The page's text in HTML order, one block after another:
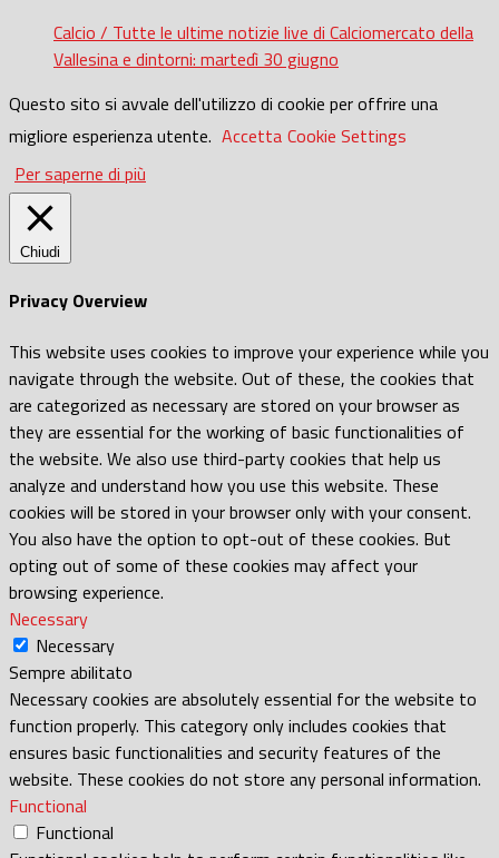
Calcio / Tutte le ultime notizie live di Calciomercato della
Vallesina e dintorni: martedì 30 giugno
Questo sito si avvale dell'utilizzo di cookie per offrire una
migliore esperienza utente. Accetta Cookie Settings
Per saperne di più
Chiudi
Privacy Overview
This website uses cookies to improve your experience while you
navigate through the website. Out of these, the cookies that
are categorized as necessary are stored on your browser as
they are essential for the working of basic functionalities of
the website. We also use third-party cookies that help us
analyze and understand how you use this website. These
cookies will be stored in your browser only with your consent.
You also have the option to opt-out of these cookies. But
opting out of some of these cookies may affect your
browsing experience.
Necessary
Necessary
Sempre abilitato
Necessary cookies are absolutely essential for the website to
function properly. This category only includes cookies that
ensures basic functionalities and security features of the
website. These cookies do not store any personal information.
Functional
Functional